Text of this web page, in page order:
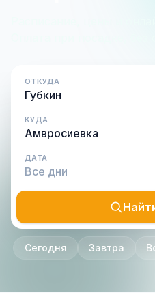
Расписание, цены и
Оплата при посадке,
ОТКУДА
КУДА
ДАТА
Сегодня Завтра